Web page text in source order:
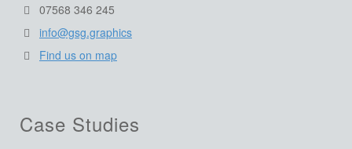
07568 346 245
info@gsg.graphics
Find us on map
Case Studies